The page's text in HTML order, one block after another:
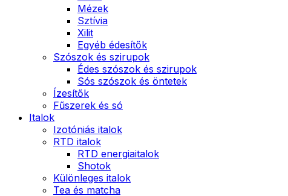
Mézek
Sztívia
Xilit
Egyéb édesítők
Szószok és szirupok
Édes szószok és szirupok
Sós szószok és öntetek
Ízesítők
Fűszerek és só
Italok
Izotóniás italok
RTD italok
RTD energiaitalok
Shotok
Különleges italok
Tea és matcha